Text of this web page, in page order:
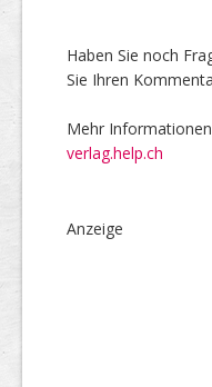
Haben Sie noch
Sie Ihren
Mehr
verlag.help.ch
Anzeige